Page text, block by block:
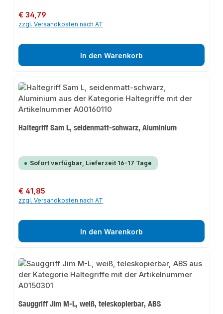
Regulärer Preis:
€ 34,79
zzgl. Versandkosten nach AT
In den Warenkorb
Haltegriff Sam L, seidenmatt-schwarz, Aluminium
Sofort verfügbar, Lieferzeit 16-17 Tage
Regulärer Preis:
€ 41,85
zzgl. Versandkosten nach AT
In den Warenkorb
Sauggriff Jim M-L, weiß, teleskopierbar, ABS